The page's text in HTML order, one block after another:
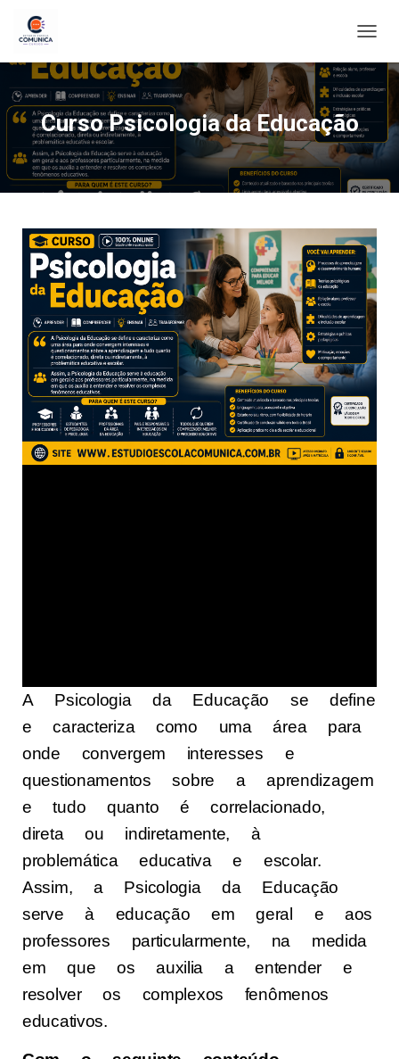
Curso Psicologia da Educação
A Psicologia da Educação se define
e caracteriza como uma área para
onde convergem interesses e
questionamentos sobre a aprendizagem
e tudo quanto é correlacionado,
direta ou indiretamente, à
problemática educativa e escolar.
Assim, a Psicologia da Educação
serve à educação em geral e aos
professores particularmente, na medida
em que os auxilia a entender e
resolver os complexos fenômenos
educativos.